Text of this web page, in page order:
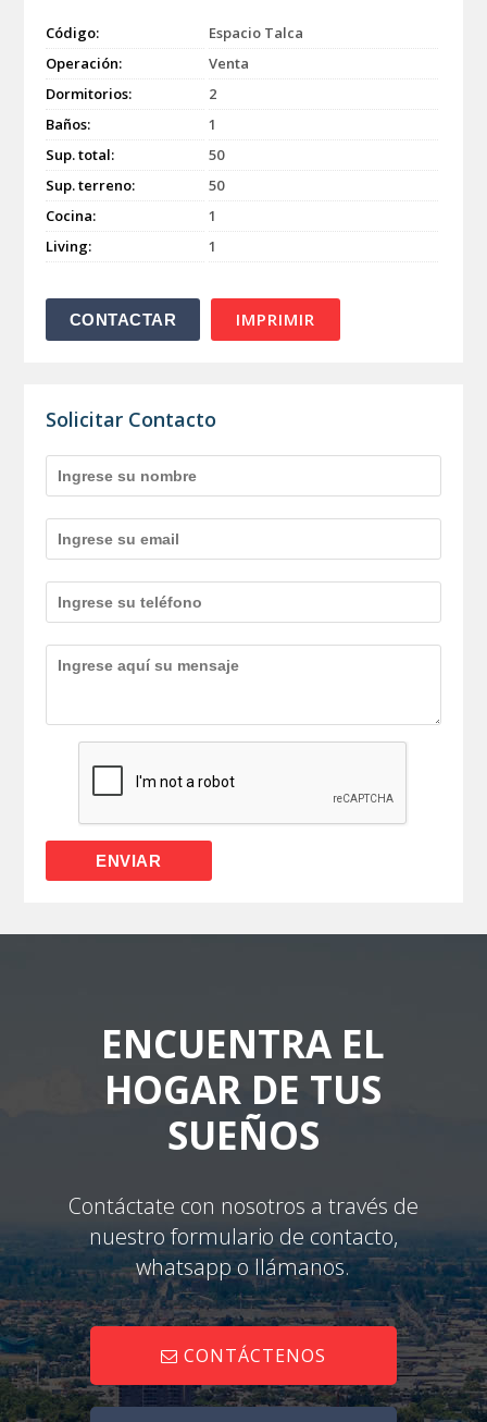
Código:
Espacio Talca
Operación:
Venta
Dormitorios:
2
Baños:
1
Sup. total:
50
Sup. terreno:
50
Cocina:
1
Living:
1
IMPRIMIR
Solicitar Contacto
ENCUENTRA EL
HOGAR DE TUS
SUEÑOS
Contáctate con nosotros a través de
nuestro formulario de contacto,
whatsapp o llámanos.
CONTÁCTENOS